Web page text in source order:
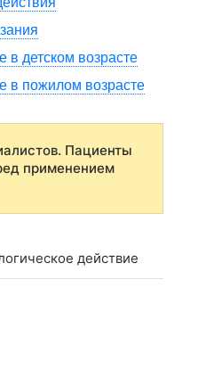
в детском возрасте
в пожилом возрасте
Пациенты
применением
действие